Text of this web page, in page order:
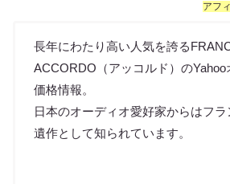
アフ
長年にわたり高い人気を誇る
ACCORDO（アッコルド）の
価格情報。
日本のオーディオ愛好家からはフ
遺作として知られています。